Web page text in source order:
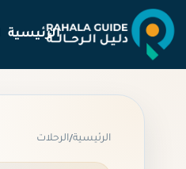
التجاوز
إلى
المحتوى
الرئيسية
الرئيسية/الرحلات